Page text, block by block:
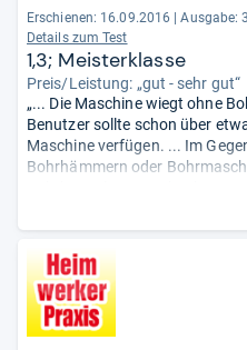
Erschienen: 16.09.2016
Ausgabe:
Details zum Test
1,3; Meisterklasse
Preis/Leistung: „gut - sehr gut“
„... Die Maschine wiegt ohne
Benutzer sollte schon über
Maschine verfügen. ... Im
Bohrhämmern oder
Auch wenn diese auf
Laufkultur kaum. ...“